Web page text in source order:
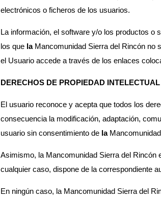
electrónicos o ficheros de los usuarios.
La información, el software y/o los productos o
los que la Mancomunidad Sierra del Rincón no
el Usuario accede a través de los enlaces
DERECHOS DE PROPIEDAD INTELECTUAL
El usuario reconoce y acepta que todos los
consecuencia la modificación, adaptación,
usuario sin consentimiento de la
Asimismo, la Mancomunidad Sierra del Rincón
cualquier caso, dispone de la correspondiente
En ningún caso, la Mancomunidad Sierra del